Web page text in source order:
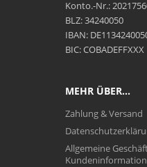
Konto.-Nr.:
BLZ: 34240050
IBAN:
BIC: COBADEFFXXX
MEHR ÜBER...
Zahlung & Versand
Allgemeine